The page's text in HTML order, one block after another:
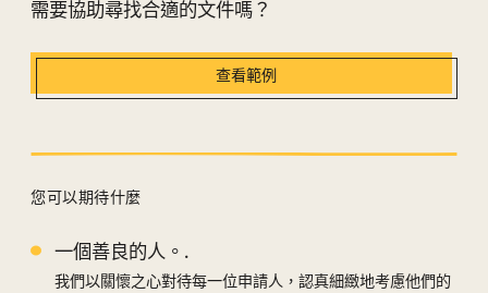
需要協助尋找合適的文件嗎？
查看範例
您可以期待什麼
“您可以期待的內容”部分
一個善良的人。.
我們以關懷之心對待每一位申請人，認真細緻地考慮他們的